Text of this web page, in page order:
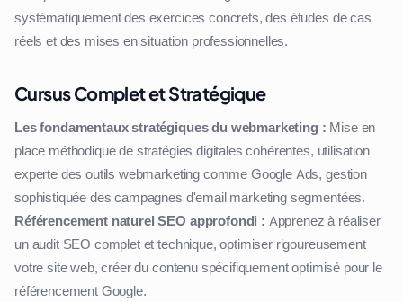
systématiquement des exercices concrets, des études de cas
réels et des mises en situation professionnelles.
Cursus Complet et Stratégique
Les fondamentaux stratégiques du webmarketing : Mise en
place méthodique de stratégies digitales cohérentes, utilisation
experte des outils webmarketing comme Google Ads, gestion
sophistiquée des campagnes d'email marketing segmentées.
Référencement naturel SEO approfondi : Apprenez à réaliser
un audit SEO complet et technique, optimiser rigoureusement
votre site web, créer du contenu spécifiquement optimisé pour le
référencement Google.